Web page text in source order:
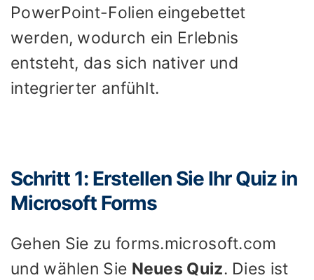
PowerPoint-Folien eingebettet
werden, wodurch ein Erlebnis
entsteht, das sich nativer und
integrierter anfühlt.
Schritt 1: Erstellen Sie Ihr Quiz in
Microsoft Forms
Gehen Sie zu forms.microsoft.com
und wählen Sie Neues Quiz. Dies ist